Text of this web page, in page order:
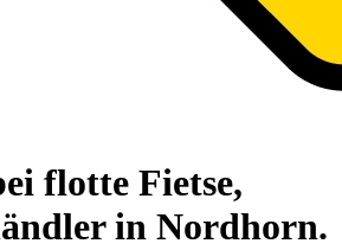
flotte Fietse,
in Nordhorn.